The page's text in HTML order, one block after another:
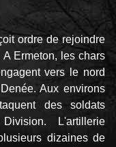
ordre de rejoindre
Ermeton, les chars
vers le nord
Aux environs
des soldats
L'artillerie
dizaines de